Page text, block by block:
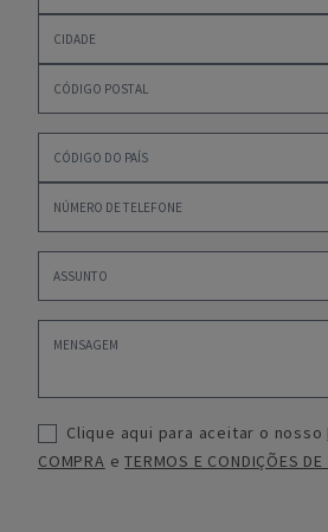
Clique aqui para aceitar o nosso
COMPRA eTERMOS E CONDIÇÕES DE